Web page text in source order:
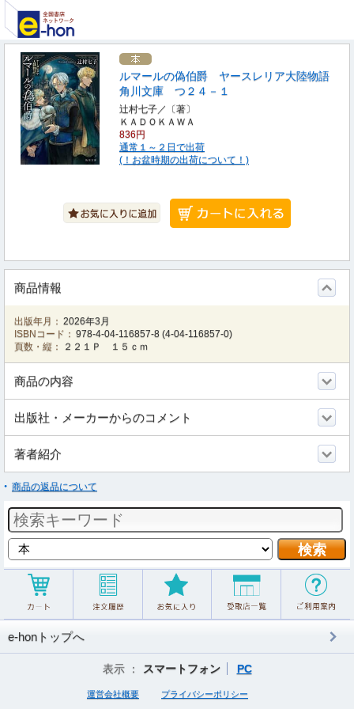
ルマールの偽伯爵 ヤースレリア大陸物語
角川文庫 つ２４－１
辻村七子／〔著〕
ＫＡＤＯＫＡＷＡ
836円
通常１～２日で出荷
(！お盆時期の出荷について！)
商品情報
出版年月： 2026年3月
ISBNコード： 978-4-04-116857-8 (4-04-116857-0)
頁数・縦：
２２１Ｐ １５ｃｍ
商品の内容
出版社・メーカーからのコメント
著者紹介
商品の返品について
e-honトップへ
表示 ： スマートフォン PC
運営会社概要 プライバシーポリシー